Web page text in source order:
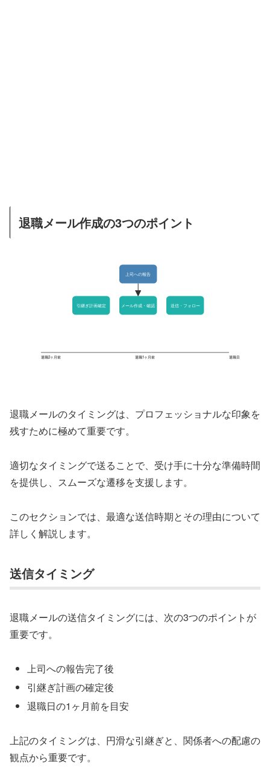
退職メール作成の3つのポイント
上司への報告
引継ぎ計画確定 メール作成・確認 送信・フォロー
退職2ヶ月前 退職1ヶ月前 退職日
退職メールのタイミングは、プロフェッショナルな印象を
残すために極めて重要です。
適切なタイミングで送ることで、受け手に十分な準備時間
を提供し、スムーズな遷移を支援します。
このセクションでは、最適な送信時期とその理由について
詳しく解説します。
送信タイミング
退職メールの送信タイミングには、次の3つのポイントが
重要です。
上司への報告完了後
引継ぎ計画の確定後
退職日の1ヶ月前を目安
上記のタイミングは、円滑な引継ぎと、関係者への配慮の
観点から重要です。